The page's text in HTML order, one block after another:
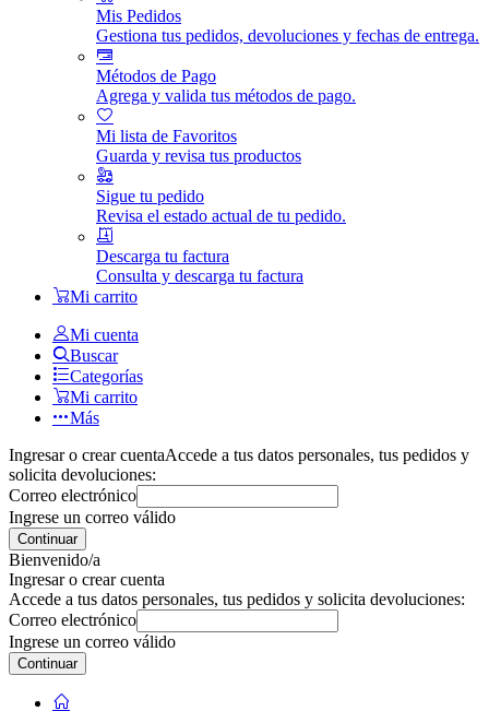
Mis Pedidos
Gestiona tus pedidos, devoluciones y fechas de entrega.
Métodos de Pago
Agrega y valida tus métodos de pago.
Mi lista de Favoritos
Guarda y revisa tus productos
Sigue tu pedido
Revisa el estado actual de tu pedido.
Descarga tu factura
Consulta y descarga tu factura
Mi carrito
Mi cuenta
Buscar
Categorías
Mi carrito
Más
Ingresar o crear cuentaAccede a tus datos personales, tus pedidos y
solicita devoluciones:
Correo electrónico
Ingrese un correo válido
Continuar
Bienvenido/a
Ingresar o crear cuenta
Accede a tus datos personales, tus pedidos y solicita devoluciones:
Correo electrónico
Ingrese un correo válido
Continuar